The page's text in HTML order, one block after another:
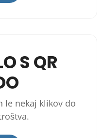
S QR
le nekaj klikov do